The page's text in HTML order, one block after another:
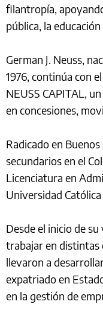
filantropía,
pública, la
German J. Neuss,
1976, continúa con
NEUSS CAPITAL,
en concesiones,
Radicado en
secundarios en el
Licenciatura en
Universidad
Desde el inicio de
trabajar en distintas
llevaron a
expatriado en
en la gestión de